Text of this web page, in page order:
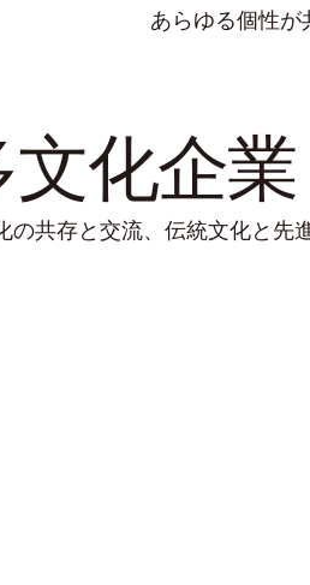
あらゆる個性が
文化企業
の共存と交流、伝統文化と先